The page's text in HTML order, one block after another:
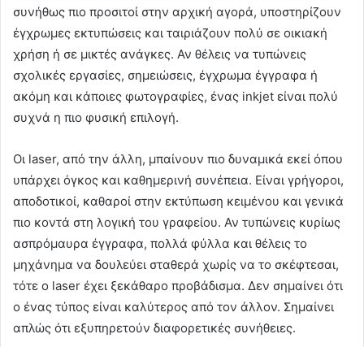
συνήθως πιο προσιτοί στην αρχική αγορά, υποστηρίζουν
έγχρωμες εκτυπώσεις και ταιριάζουν πολύ σε οικιακή
χρήση ή σε μικτές ανάγκες. Αν θέλεις να τυπώνεις
σχολικές εργασίες, σημειώσεις, έγχρωμα έγγραφα ή
ακόμη και κάποιες φωτογραφίες, ένας inkjet είναι πολύ
συχνά η πιο φυσική επιλογή.
Οι laser, από την άλλη, μπαίνουν πιο δυναμικά εκεί όπου
υπάρχει όγκος και καθημερινή συνέπεια. Είναι γρήγοροι,
αποδοτικοί, καθαροί στην εκτύπωση κειμένου και γενικά
πιο κοντά στη λογική του γραφείου. Αν τυπώνεις κυρίως
ασπρόμαυρα έγγραφα, πολλά φύλλα και θέλεις το
μηχάνημα να δουλεύει σταθερά χωρίς να το σκέφτεσαι,
τότε ο laser έχει ξεκάθαρο προβάδισμα. Δεν σημαίνει ότι
ο ένας τύπος είναι καλύτερος από τον άλλον. Σημαίνει
απλώς ότι εξυπηρετούν διαφορετικές συνήθειες.